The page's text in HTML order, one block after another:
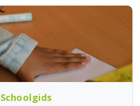
Schoolgids